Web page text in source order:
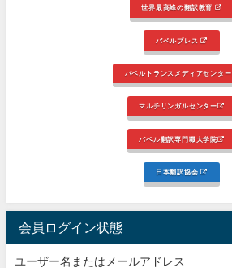
世界最高峰の翻訳教育
バベルプレス
バベルトランスメディアセンター
マルチリンガルセンター
バベル翻訳専門職大学院
日本翻訳協会
会員ログイン状態
ユーザー名またはメールアドレス